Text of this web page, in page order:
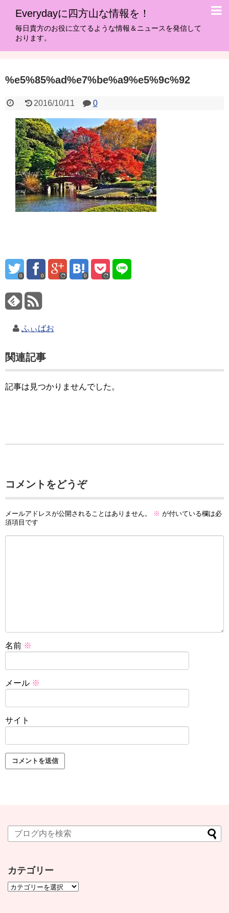
Everydayに四方山な情報を！
毎日貴方のお役に立てるような情報＆ニュースを発信して
おります。
%e5%85%ad%e7%be%a9%e5%9c%92
2016/10/11 0
0 0 0
ふぃばお
関連記事
記事は見つかりませんでした。
コメントをどうぞ
メールアドレスが公開されることはありません。 ※ が付いている欄は必
須項目です
名前 ※
メール ※
サイト
カテゴリー